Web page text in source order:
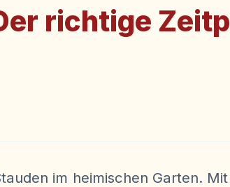
richtige
im heimischen Garten.